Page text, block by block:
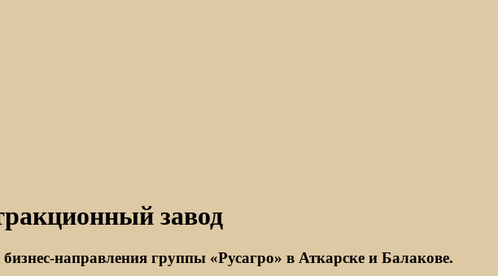
завод
направления группы «Русагро» в Аткарске и Балакове.